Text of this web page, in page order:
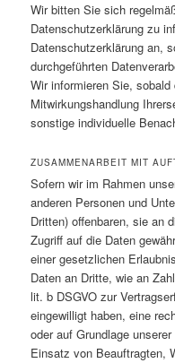
Wir bitten Sie sich
Datenschutzerklärung zu
Datenschutzerklärung an,
durchgeführten
Wir informieren Sie,
Mitwirkungshandlung
sonstige individuelle
ZUSAMMENARBEIT MIT
Sofern wir im Rahmen
anderen Personen und
Dritten) offenbaren, sie an
Zugriff auf die Daten
einer gesetzlichen
Daten an Dritte, wie an
lit. b DSGVO zur
eingewilligt haben, eine
oder auf Grundlage
Einsatz von Beauftragten,